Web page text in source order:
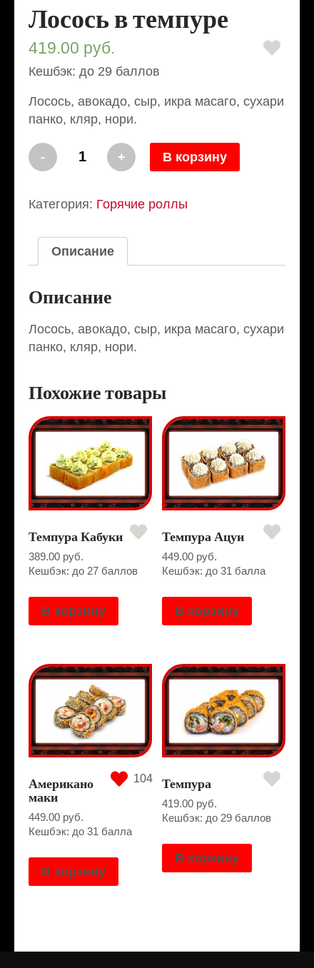
Лосось в темпуре
419.00 руб.
Кешбэк: до 29 баллов
Лосось, авокадо, сыр, икра масаго, сухари
панко, кляр, нори.
Количество
Лосось
- + В корзину
Категория: Горячие роллы
Описание
Описание
Лосось, авокадо, сыр, икра масаго, сухари
панко, кляр, нори.
Похожие товары
Темпура Кабуки
389.00 руб.
Кешбэк: до 27 баллов
В корзину
Темпура Ацуи
449.00 руб.
Кешбэк: до 31 балла
В корзину
104
Американо
маки
449.00 руб.
Кешбэк: до 31 балла
В корзину
Темпура
419.00 руб.
Кешбэк: до 29 баллов
В корзину